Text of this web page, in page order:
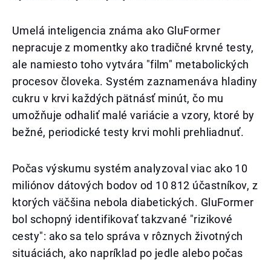
Umelá inteligencia známa ako GluFormer
nepracuje z momentky ako tradičné krvné testy,
ale namiesto toho vytvára "film" metabolických
procesov človeka. Systém zaznamenáva hladiny
cukru v krvi každých pätnásť minút, čo mu
umožňuje odhaliť malé variácie a vzory, ktoré by
bežné, periodické testy krvi mohli prehliadnuť.
Počas výskumu systém analyzoval viac ako 10
miliónov dátových bodov od 10 812 účastníkov, z
ktorých väčšina nebola diabetických. GluFormer
bol schopný identifikovať takzvané "rizikové
cesty": ako sa telo správa v rôznych životných
situáciách, ako napríklad po jedle alebo počas